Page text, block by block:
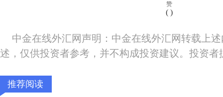
赞
( )
中金在线外汇网声明：中金在线外汇网转载上
述，仅供投资者参考，并不构成投资建议。投资
推荐阅读